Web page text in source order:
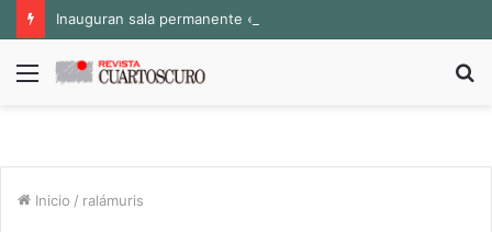
Menú
Inicio / ralámuris